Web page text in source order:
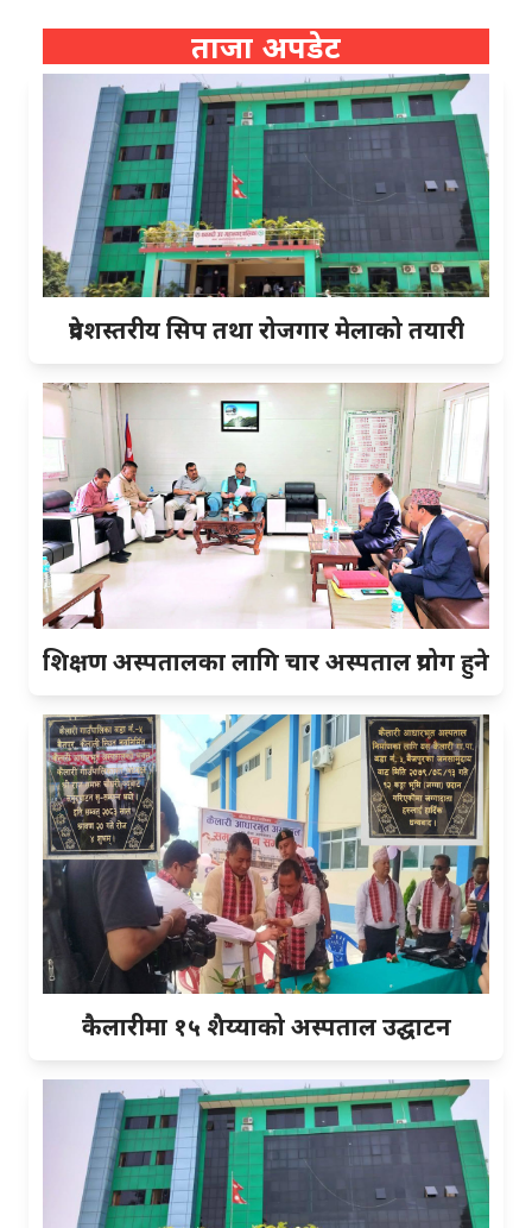
ताजा अपडेट
प्रदेशस्तरीय सिप तथा रोजगार मेलाको तयारी
शिक्षण अस्पतालका लागि चार अस्पताल प्रयोग हुने
कैलारीमा १५ शैय्याको अस्पताल उद्घाटन